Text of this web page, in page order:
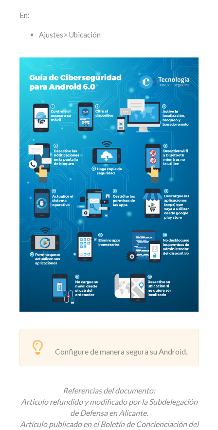
En:
Ajustes> Ubicación
Configure de manera segura su Android.
Referencias del documento:
Articulo refundido y modificado por la Subdelegación
de Defensa en Alicante.
Artículo publicado en el Boletín de Concienciación del